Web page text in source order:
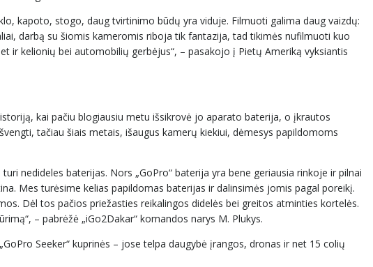
kapoto, stogo, daug tvirtinimo būdų yra viduje. Filmuoti galima daug vaizdų:
darbą su šiomis kameromis riboja tik fantazija, tad tikimės nufilmuoti kuo
ir kelionių bei automobilių gerbėjus“, – pasakojo į Pietų Ameriką vyksiantis
kai pačiu blogiausiu metu išsikrovė jo aparato baterija, o įkrautos
tačiau šiais metais, išaugus kamerų kiekiui, dėmesys papildomoms
nedideles baterijas. Nors „GoPro“ baterija yra bene geriausia rinkoje ir pilnai
Mes turėsime kelias papildomas baterijas ir dalinsimės jomis pagal poreikį.
Dėl tos pačios priežasties reikalingos didelės bei greitos atminties kortelės.
– pabrėžė „iGo2Dakar“ komandos narys M. Plukys.
Seeker“ kuprinės – jose telpa daugybė įrangos, dronas ir net 15 colių